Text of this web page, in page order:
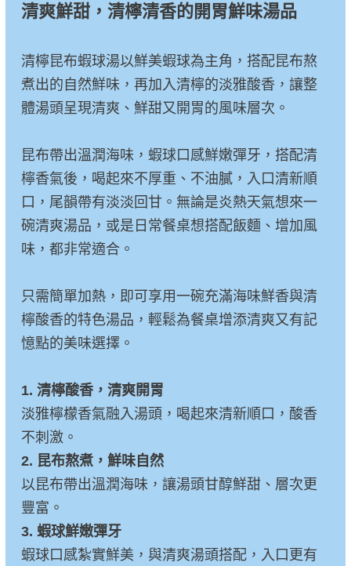
清爽鮮甜，清檸清香的開胃鮮味湯品
清檸昆布蝦球湯以鮮美蝦球為主角，搭配昆布熬
煮出的自然鮮味，再加入清檸的淡雅酸香，讓整
體湯頭呈現清爽、鮮甜又開胃的風味層次。
昆布帶出溫潤海味，蝦球口感鮮嫩彈牙，搭配清
檸香氣後，喝起來不厚重、不油膩，入口清新順
口，尾韻帶有淡淡回甘。無論是炎熱天氣想來一
碗清爽湯品，或是日常餐桌想搭配飯麵、增加風
味，都非常適合。
只需簡單加熱，即可享用一碗充滿海味鮮香與清
檸酸香的特色湯品，輕鬆為餐桌增添清爽又有記
憶點的美味選擇。
1. 清檸酸香，清爽開胃
淡雅檸檬香氣融入湯頭，喝起來清新順口，酸香
不刺激。
2. 昆布熬煮，鮮味自然
以昆布帶出溫潤海味，讓湯頭甘醇鮮甜、層次更
豐富。
3. 蝦球鮮嫩彈牙
蝦球口感紮實鮮美，與清爽湯頭搭配，入口更有